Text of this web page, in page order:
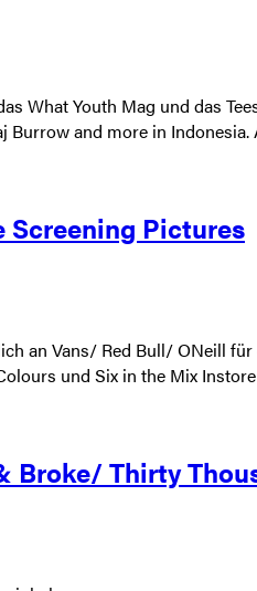
What Youth Mag und das
Burrow and more in
Screening Pictures
an Vans/ Red Bull/ ONeill
und Six in the Mix
Broke/ Thirty